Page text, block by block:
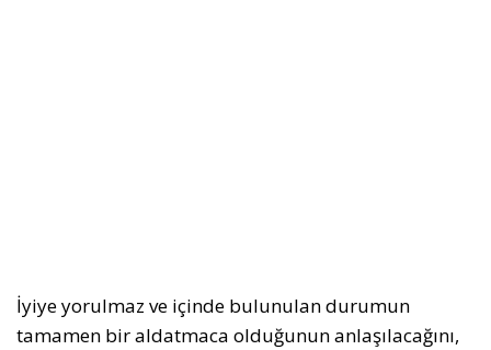
İyiye yorulmaz ve içinde bulunulan durumun
tamamen bir aldatmaca olduğunun anlaşılacağını,